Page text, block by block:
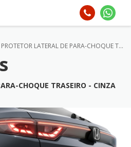
PROTETOR LATERAL DE PARA-CHOQUE TRASEIRO - CINZA BASALTO METÁLICO
CHOQUE TRASEIRO - CINZA